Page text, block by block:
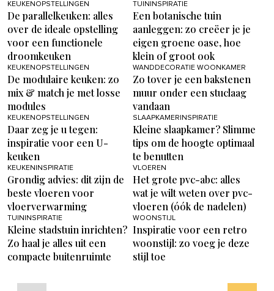
KEUKENOPSTELLINGEN
De parallelkeuken: alles
over de ideale opstelling
voor een functionele
droomkeuken
TUININSPIRATIE
Een botanische tuin
aanleggen: zo creëer je je
eigen groene oase, hoe
klein of groot ook
KEUKENOPSTELLINGEN
De modulaire keuken: zo
mix & match je met losse
modules
WANDDECORATIE WOONKAMER
Zo tover je een bakstenen
muur onder een stuclaag
vandaan
KEUKENOPSTELLINGEN
Daar zeg je u tegen:
inspiratie voor een U-
keuken
SLAAPKAMERINSPIRATIE
Kleine slaapkamer? Slimme
tips om de hoogte optimaal
te benutten
KEUKENINSPIRATIE
Grondig advies: dit zijn de
beste vloeren voor
vloerverwarming
VLOEREN
Het grote pvc-abc: alles
wat je wilt weten over pvc-
vloeren (óók de nadelen)
TUININSPIRATIE
Kleine stadstuin inrichten?
Zo haal je alles uit een
compacte buitenruimte
WOONSTIJL
Inspiratie voor een retro
woonstijl: zo voeg je deze
stijl toe